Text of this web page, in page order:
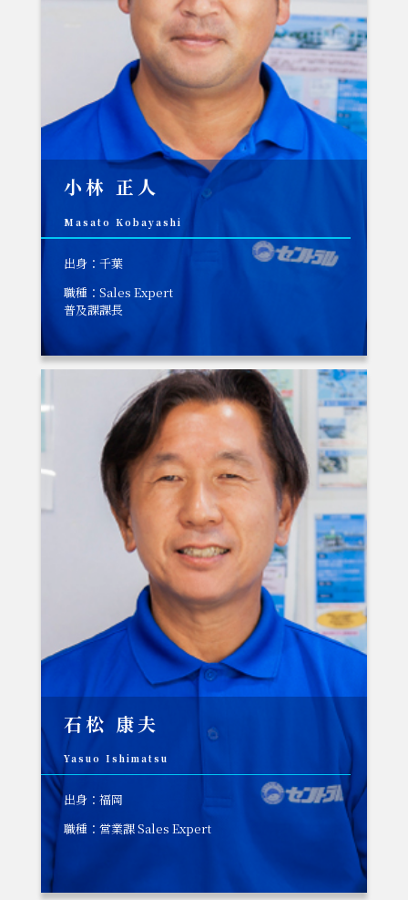
小林 正人
Masato Kobayashi
出身：千葉
職種：Sales Expert
普及課課長
石松 康夫
Yasuo Ishimatsu
出身：福岡
職種：営業課 Sales Expert